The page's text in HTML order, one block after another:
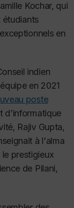
Kochar, qui
étudiants
en
indien
en 2021
poste
d’informatique
Rajiv Gupta,
à l’alma
prestigieux
de Pilani,